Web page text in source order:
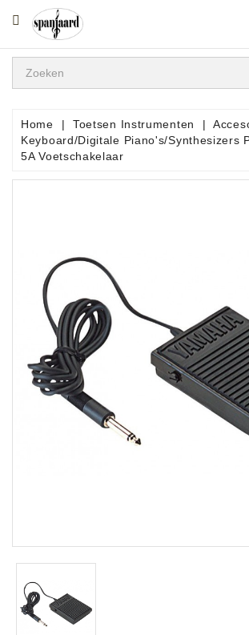
CATEGORIE
Home
In
De
Regio
Snaarinstrumenten
Apparatuur
Opname
Instrumenten
Celtic
Home Toetsen Instrumenten
Keyboard/Digitale Piano's/Synthesizers
5A Voetschakelaar